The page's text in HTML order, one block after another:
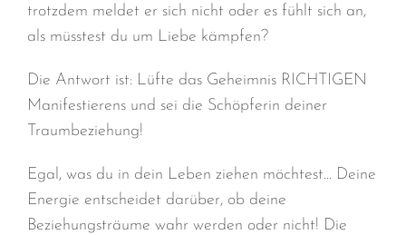
trotzdem meldet er sich nicht oder es fühlt sich an,
als müsstest du um Liebe kämpfen?
Die Antwort ist: Lüfte das Geheimnis RICHTIGEN
Manifestierens und sei die Schöpferin deiner
Traumbeziehung!
Egal, was du in dein Leben ziehen möchtest… Deine
Energie entscheidet darüber, ob deine
Beziehungsträume wahr werden oder nicht! Die